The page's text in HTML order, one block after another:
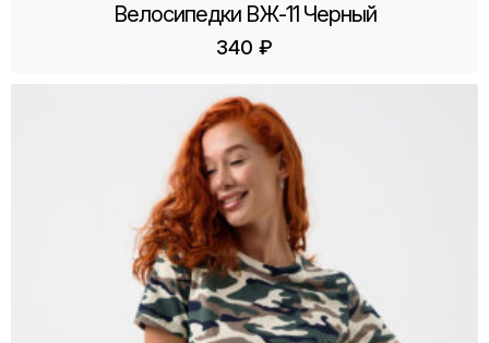
Велосипедки ВЖ-11 Черный
340 ₽